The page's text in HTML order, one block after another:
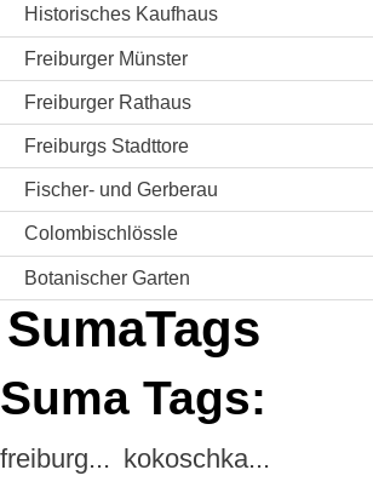
Historisches Kaufhaus
Freiburger Münster
Freiburger Rathaus
Freiburgs Stadttore
Fischer- und Gerberau
Colombischlössle
Botanischer Garten
SumaTags
Suma Tags:
freiburg... kokoschka...